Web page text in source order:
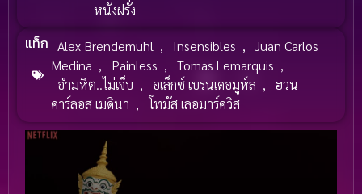
หนังฝรั่ง
แท็ก Alex Brendemuhl , Insensibles ,
Juan Carlos
Medina , Painless , Tomas Lemarquis ,
อำมหิต..ไม่เจ็บ , อเล็กซ์ เบรนเดอมูห์ล ,
ฮวน
คาร์ลอส เมดินา , โทมัส เลอมาร์ควิส